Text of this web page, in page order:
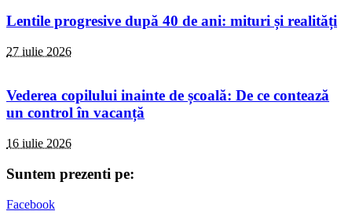
Lentile progresive după 40 de ani: mituri și realități
27 iulie 2026
Vederea copilului inainte de școală: De ce contează
un control în vacanță
16 iulie 2026
Suntem prezenti pe:
Facebook